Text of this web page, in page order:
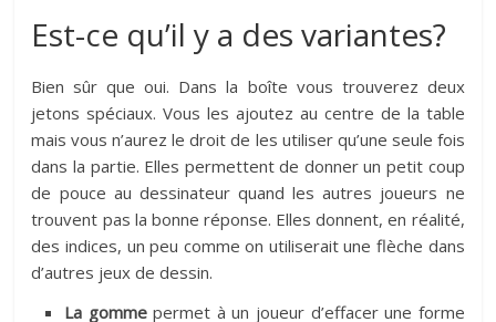
Est-ce qu’il y a des variantes?
Bien sûr que oui. Dans la boîte vous trouverez deux
jetons spéciaux. Vous les ajoutez au centre de la table
mais vous n’aurez le droit de les utiliser qu’une seule fois
dans la partie. Elles permettent de donner un petit coup
de pouce au dessinateur quand les autres joueurs ne
trouvent pas la bonne réponse. Elles donnent, en réalité,
des indices, un peu comme on utiliserait une flèche dans
d’autres jeux de dessin.
La gommepermet à un joueur d’effacer une forme